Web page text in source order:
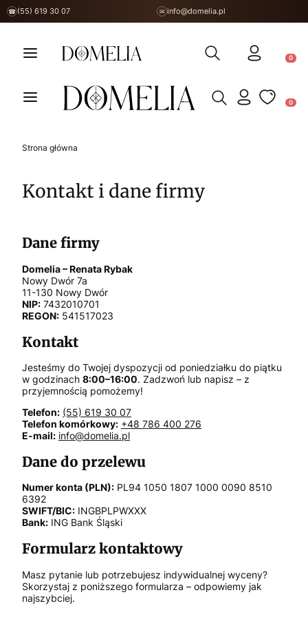
☎ (55) 619 30 07 ✉ info@domelia.pl
Otwórz wyszukiwarkę
Otwórz wyszukiwarkę
Strona główna
Kontakt i dane firmy
Dane firmy
Domelia – Renata Rybak
Nowy Dwór 7a
11-130 Nowy Dwór
NIP: 7432010701
REGON: 541517023
Kontakt
Jesteśmy do Twojej dyspozycji od poniedziałku do piątku
w godzinach 8:00–16:00. Zadzwoń lub napisz – z
przyjemnością pomożemy!
Telefon: (55) 619 30 07
Telefon komórkowy: +48 786 400 276
E-mail: info@domelia.pl
Dane do przelewu
Numer konta (PLN): PL94 1050 1807 1000 0090 8510
6392
SWIFT/BIC: INGBPLPWXXX
Bank: ING Bank Śląski
Formularz kontaktowy
Masz pytanie lub potrzebujesz indywidualnej wyceny?
Skorzystaj z poniższego formularza – odpowiemy jak
najszybciej.